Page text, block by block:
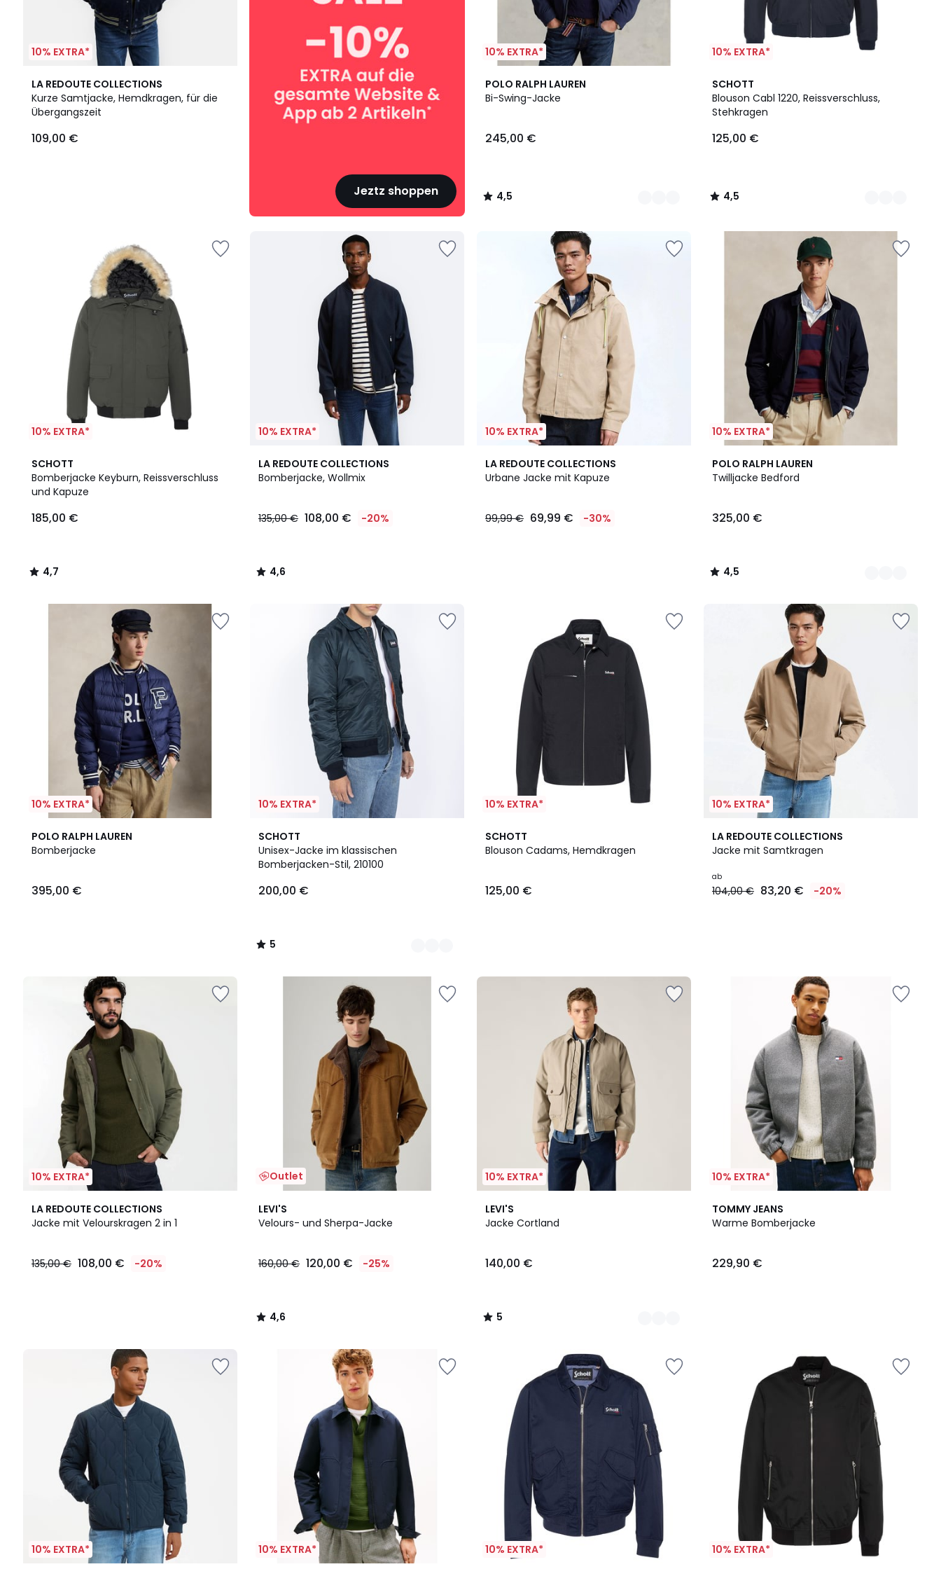
10% EXTRA*
LA REDOUTE COLLECTIONS
Kurze Samtjacke, Hemdkragen, für die
Übergangszeit
109,00 €
Jeztz shoppen
10% EXTRA*
POLO RALPH LAUREN
Bi-Swing-Jacke
245,00 €
4,5
/ 5
3
Farben
4,5
/
10% EXTRA*
SCHOTT
Blouson Cabl 1220, Reissverschluss,
Stehkragen
125,00 €
4,5
/ 5
2
Farben
4,5
/
10% EXTRA*
SCHOTT
Bomberjacke Keyburn, Reissverschluss
und Kapuze
185,00 €
4,7
/ 5
4,7
/
10% EXTRA*
LA REDOUTE COLLECTIONS
Bomberjacke, Wollmix
135,00 € 108,00 € -20%
4,6
/ 5
4,6
/
10% EXTRA*
LA REDOUTE COLLECTIONS
Urbane Jacke mit Kapuze
99,99 € 69,99 € -30%
10% EXTRA*
POLO RALPH LAUREN
Twilljacke Bedford
325,00 €
4,5
/ 5
2
Farben
4,5
/
10% EXTRA*
POLO RALPH LAUREN
Bomberjacke
395,00 €
10% EXTRA*
SCHOTT
Unisex-Jacke im klassischen
Bomberjacken-Stil, 210100
200,00 €
5
/
5
3
Farben
5
/
10% EXTRA*
SCHOTT
Blouson Cadams, Hemdkragen
125,00 €
10% EXTRA*
LA REDOUTE COLLECTIONS
Jacke mit Samtkragen
ab
104,00 € 83,20 € -20%
10% EXTRA*
LA REDOUTE COLLECTIONS
Jacke mit Velourskragen 2 in 1
135,00 € 108,00 € -20%
Outlet
LEVI'S
Velours- und Sherpa-Jacke
160,00 € 120,00 € -25%
4,6
/ 5
4,6
/
10% EXTRA*
LEVI'S
Jacke Cortland
140,00 €
5
/
2
Farben
5
/
10% EXTRA*
TOMMY JEANS
Warme Bomberjacke
229,90 €
10% EXTRA* 10% EXTRA* 10% EXTRA* 10% EXTRA*